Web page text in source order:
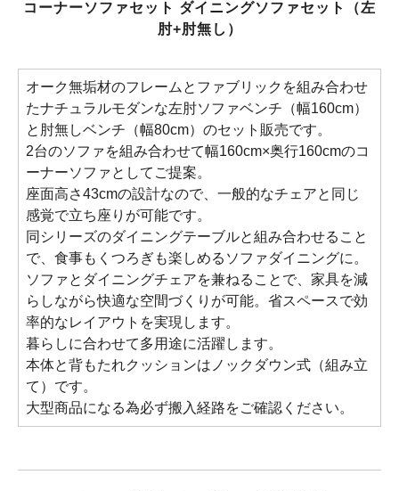
コーナーソファセット ダイニングソファセット（左
肘+肘無し）
オーク無垢材のフレームとファブリックを組み合わせ
たナチュラルモダンな左肘ソファベンチ（幅160cm）
と肘無しベンチ（幅80cm）のセット販売です。
2台のソファを組み合わせて幅160cm×奥行160cmのコ
ーナーソファとしてご提案。
座面高さ43cmの設計なので、一般的なチェアと同じ
感覚で立ち座りが可能です。
同シリーズのダイニングテーブルと組み合わせること
で、食事もくつろぎも楽しめるソファダイニングに。
ソファとダイニングチェアを兼ねることで、家具を減
らしながら快適な空間づくりが可能。省スペースで効
率的なレイアウトを実現します。
暮らしに合わせて多用途に活躍します。
本体と背もたれクッションはノックダウン式（組み立
て）です。
大型商品になる為必ず搬入経路をご確認ください。